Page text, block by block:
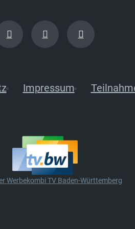
Impressum
Werbekombi TV Baden-Württemberg